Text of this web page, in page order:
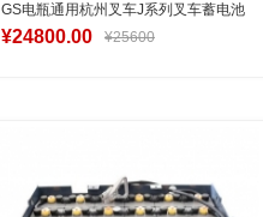
GS电瓶通用杭州叉车J系列叉车蓄电池
48V630Ah
¥24800.00 ¥25600